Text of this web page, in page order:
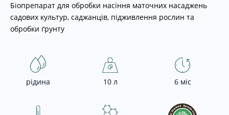
Біопрепарат для обробки насіння маточних насаджень
садових культур, саджанців, підживлення рослин та обробки
ґрунту
рідина 10 л 6 міс